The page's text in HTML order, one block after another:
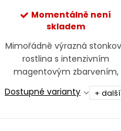
Momentálně není
skladem
Mimořádně výrazná
rostlina s intenzivním
magentovým zbarvením,
ideální jako barevný
do středu i pozadí akvária.
Dostupné varianty + další